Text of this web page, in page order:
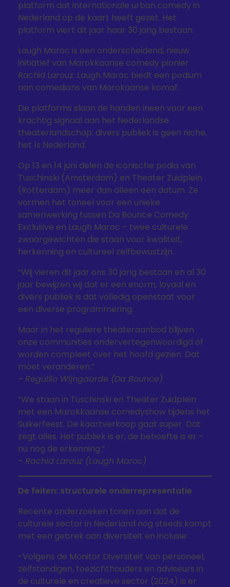
platform dat internationale urban comedy in
Nederland op de kaart heeft gezet. Het
platform viert dit jaar haar 30 jarig bestaan.
Laugh Maroc is een onderscheidend, nieuw
initiatief van Marokkaanse comedy pionier
Rachid Larouz. Laugh Maroc biedt een podium
aan comedians van Marokaanse komaf.
De platforms slaan de handen ineen voor een
krachtig signaal aan het Nederlandse
theaterlandschap: divers publiek is geen niche,
het ís Nederland.
Op 13 en 14 juni delen de iconische podia van
Tuschinski (Amsterdam) en Theater Zuidplein
(Rotterdam) meer dan alleen een datum. Ze
vormen het toneel voor een unieke
samenwerking tussen Da Bounce Comedy
Exclusive en Laugh Maroc – twee culturele
zwaargewichten die staan voor kwaliteit,
herkenning en cultureel zelfbewustzijn.
“Wij vieren dit jaar ons 30 jarig bestaan en al 30
jaar bewijzen wij dat er een enorm, loyaal en
divers publiek is dat volledig openstaat voor
een diverse programmering.
Maar in het reguliere theateraanbod blijven
onze communities ondervertegenwoordigd of
worden compleet over het hoofd gezien. Dat
móet veranderen.”
– Reguillo Wijngaarde (Da Bounce)
“We staan in Tuschinski en Theater Zuidplein
met een Marokkaanse comedyshow tijdens het
Suikerfeest. De kaartverkoop gaat super. Dat
zegt alles. Het publiek is er, de behoefte is er –
nu nog de erkenning.”
– Rachid Larouz (Laugh Maroc)
De feiten: structurele onderrepresentatie
Recente onderzoeken tonen aan dat de
culturele sector in Nederland nog steeds kampt
met een gebrek aan diversiteit en inclusie:
-Volgens de Monitor Diversiteit van personeel,
zelfstandigen, toezichthouders en adviseurs in
de culturele en creatieve sector (2024) is er